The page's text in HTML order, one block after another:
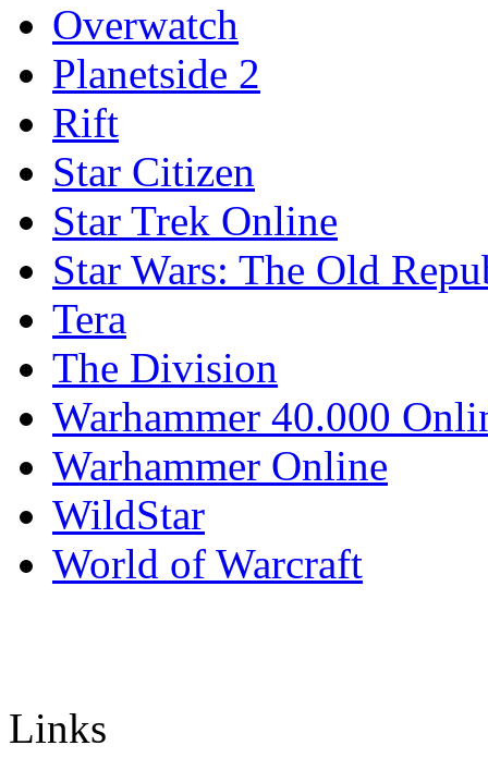
Overwatch
Planetside 2
Rift
Star Citizen
Star Trek Online
Star Wars: The Old
Tera
The Division
Warhammer 40.000
Warhammer Online
WildStar
World of Warcraft
Links